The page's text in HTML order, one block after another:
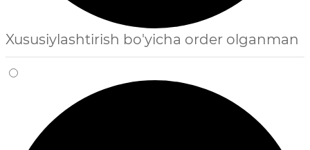
Xususiylashtirish bo'yicha order olganman